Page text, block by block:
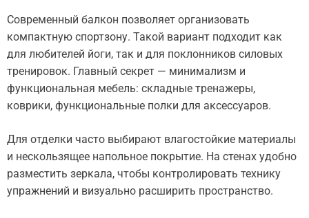
Современный балкон позволяет организовать
компактную спортзону. Такой вариант подходит как
для любителей йоги, так и для поклонников силовых
тренировок. Главный секрет — минимализм и
функциональная мебель: складные тренажеры,
коврики, функциональные полки для аксессуаров.
Для отделки часто выбирают влагостойкие материалы
и нескользящее напольное покрытие. На стенах удобно
разместить зеркала, чтобы контролировать технику
упражнений и визуально расширить пространство.